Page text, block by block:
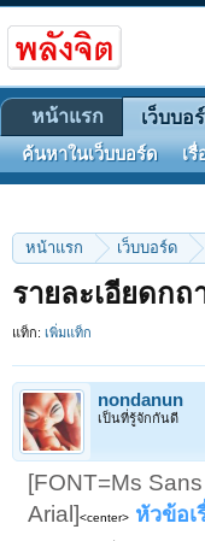
หน้าแรก เว็บบอร์ด
รายละเอียดก
แท็ก: เพิ่มแท็ก
nondanun
เป็นที่รู้จักกันดี
[FONT=Ms
Arial]<center> หัวข้อ
หน้าแรก เว็บบอ
ค้นหาในเว็บบอร์ด เรื่